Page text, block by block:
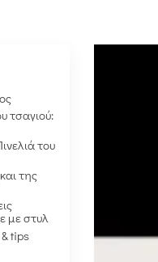
τσαγιού:
του
της
με στυλ
tips